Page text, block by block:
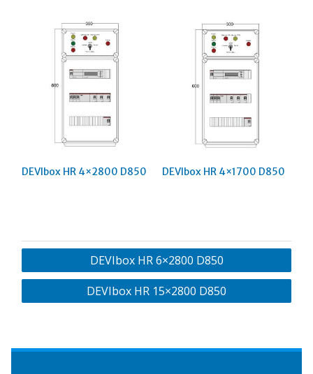
DEVIbox HR 4×2800 D850 DEVIbox HR 4×1700 D850
Навигация
по
DEVIbox HR 6×2800 D850
DEVIbox HR 15×2800 D850